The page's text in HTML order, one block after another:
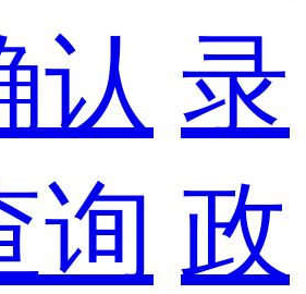
认 录
询 政